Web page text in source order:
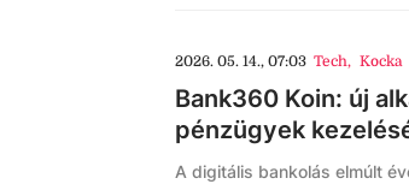
2026. 05. 14., 07:03 Tech, Kocka
Bank360 Koin: új
pénzügyek
A digitális bankolás elmúlt